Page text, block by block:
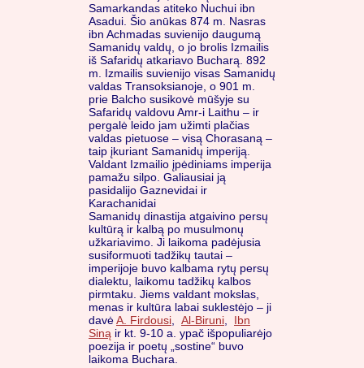
Samarkandas atiteko Nuchui ibn
Asadui. Šio anūkas 874 m. Nasras
ibn Achmadas suvienijo daugumą
Samanidų valdų, o jo brolis Izmailis
iš Safaridų atkariavo Bucharą. 892
m. Izmailis suvienijo visas Samanidų
valdas Transoksianoje, o 901 m.
prie Balcho susikovė mūšyje su
Safaridų valdovu Amr-i Laithu – ir
pergalė leido jam užimti plačias
valdas pietuose – visą Chorasaną –
taip įkuriant Samanidų imperiją.
Valdant Izmailio įpėdiniams imperija
pamažu silpo. Galiausiai ją
pasidalijo Gaznevidai ir
Karachanidai
Samanidų dinastija atgaivino persų
kultūrą ir kalbą po musulmonų
užkariavimo. Ji laikoma padėjusia
susiformuoti tadžikų tautai –
imperijoje buvo kalbama rytų persų
dialektu, laikomu tadžikų kalbos
pirmtaku. Jiems valdant mokslas,
menas ir kultūra labai suklestėjo – ji
davėA. Firdousi Al-Biruni
Ibn
Siną ir kt. 9-10 a. ypač išpopuliarėjo
poezija ir poetų „sostine“ buvo
laikoma Buchara.